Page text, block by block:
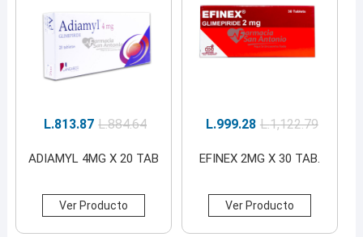
L.884.64
L.813.87
ADIAMYL 4MG X 20 TAB
Ver Producto
L.1,122.79
L.999.28
EFINEX 2MG X 30 TAB.
Ver Producto